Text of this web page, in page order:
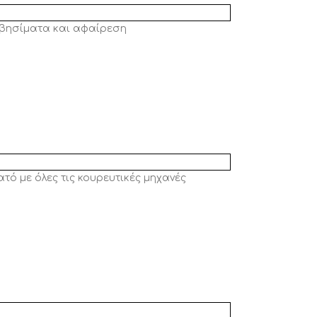
και αφαίρεση
με όλες τις κουρευτικές μηχανές